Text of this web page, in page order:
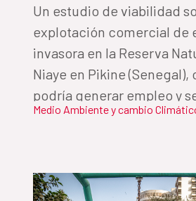
Un estudio de viabilidad
explotación comercial de
invasora en la Reserva
Niaye en Pikine
podría generar empleo y
económica y socialmente,
Medio Ambiente y cambio